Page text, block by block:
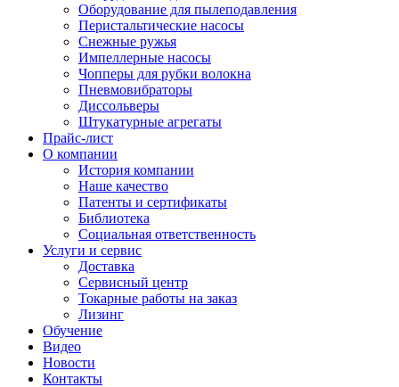
Оборудование для пылеподавления
Перистальтические насосы
Снежные ружья
Импеллерные насосы
Чопперы для рубки волокна
Пневмовибраторы
Диссольверы
Штукатурные агрегаты
Прайс-лист
О компании
История компании
Наше качество
Патенты и сертификаты
Библиотека
Социальная ответственность
Услуги и сервис
Доставка
Сервисный центр
Токарные работы на заказ
Лизинг
Обучение
Видео
Новости
Контакты